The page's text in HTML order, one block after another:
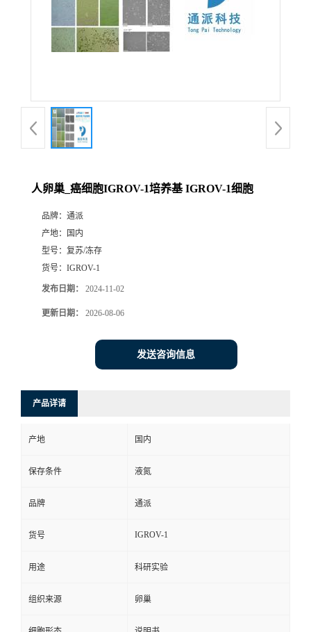
人卵巢_癌细胞IGROV-1培养基 IGROV-1细胞
品牌： 通派
产地：
国内
型号： 复苏/冻存
货号： IGROV-1
发布日期： 2024-11-02
更新日期： 2026-08-06
发送咨询信息
产品详请
产地 国内
保存条件 液氮
品牌 通派
货号 IGROV-1
用途 科研实验
组织来源 卵巢